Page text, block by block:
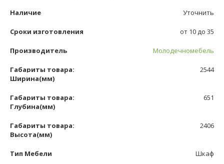
Наличие Уточнить
Сроки изготовления от 10 до 35
Производитель Молодечномебель
Габариты товара:
Ширина(мм)
2544
Габариты товара:
Глубина(мм)
651
Габариты товара:
Высота(мм)
2406
Тип Мебели Шкаф